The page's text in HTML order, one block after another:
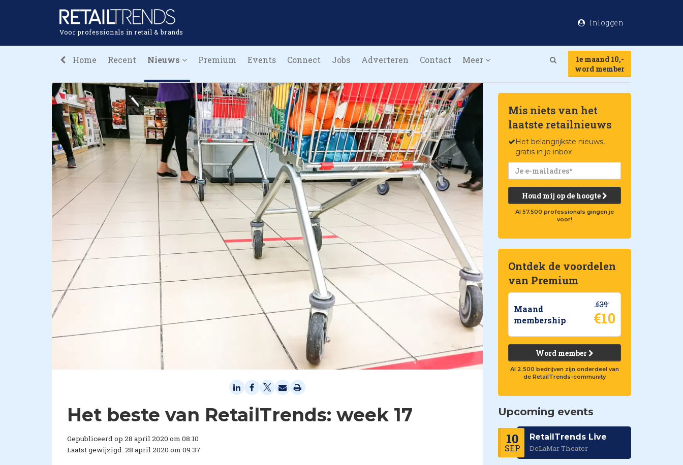
Voor professionals in retail & brands
Inloggen
Home Recent Nieuws Premium Events Connect Jobs Adverteren Contact Meer
1e maand 10,-
word member
Het beste van RetailTrends: week 17
Gepubliceerd op 28 april 2020 om 08:10
Laatst gewijzigd: 28 april 2020 om 09:37
Mis niets van het
laatste retailnieuws
Het belangrijkste nieuws,
gratis in je inbox
Houd mij op de hoogte
Al 57.500 professionals gingen je
voor!
Ontdek de voordelen
van Premium
Maand
membership
€39
€10
Word member
Al 2.500 bedrijven zijn onderdeel van
de RetailTrends-community
Upcoming events
10
SEP
RetailTrends Live
DeLaMar Theater